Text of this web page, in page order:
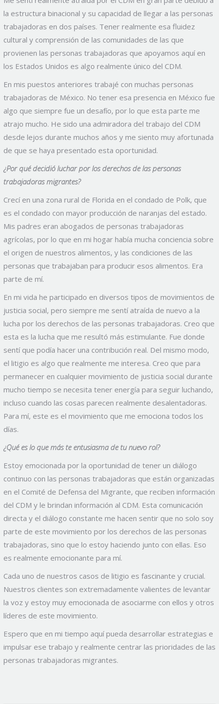
la estructura binacional y su capacidad de llegar a las personas
trabajadoras en dos países. Tener realmente esa fluidez
cultural y comprensión de las comunidades de las que
provienen las personas trabajadoras que apoyamos aquí en
los Estados Unidos es algo realmente único del CDM.
En mis puestos anteriores trabajé con muchas personas
trabajadoras de México. No tener esa presencia en México fue
algo que siempre fue un desafío, por lo que esta parte me
atrajo mucho. He sido una admiradora del trabajo del CDM
desde lejos durante muchos años y me siento muy afortunada
de que se haya presentado esta oportunidad.
¿Por qué decidió luchar por los derechos de las personas
trabajadoras migrantes?
Crecí en una zona rural de Florida en el condado de Polk, que
es el condado con mayor producción de naranjas del estado.
Mis padres eran abogados de personas trabajadoras
agrícolas, por lo que en mi hogar había mucha conciencia sobre
el origen de nuestros alimentos, y las condiciones de las
personas que trabajaban para producir esos alimentos. Era
parte de mí.
En mi vida he participado en diversos tipos de movimientos de
justicia social, pero siempre me sentí atraída de nuevo a la
lucha por los derechos de las personas trabajadoras. Creo que
esta es la lucha que me resultó más estimulante. Fue donde
sentí que podía hacer una contribución real. Del mismo modo,
el litigio es algo que realmente me interesa. Creo que para
permanecer en cualquier movimiento de justicia social durante
mucho tiempo se necesita tener energía para seguir luchando,
incluso cuando las cosas parecen realmente desalentadoras.
Para mí, este es el movimiento que me emociona todos los
días.
¿Qué es lo que más te entusiasma de tu nuevo rol?
Estoy emocionada por la oportunidad de tener un diálogo
continuo con las personas trabajadoras que están organizadas
en el Comité de Defensa del Migrante, que reciben información
del CDM y le brindan información al CDM. Esta comunicación
directa y el diálogo constante me hacen sentir que no solo soy
parte de este movimiento por los derechos de las personas
trabajadoras, sino que lo estoy haciendo junto con ellas. Eso
es realmente emocionante para mí.
Cada uno de nuestros casos de litigio es fascinante y crucial.
Nuestros clientes son extremadamente valientes de levantar
la voz y estoy muy emocionada de asociarme con ellos y otros
líderes de este movimiento.
Espero que en mi tiempo aquí pueda desarrollar estrategias e
impulsar ese trabajo y realmente centrar las prioridades de las
personas trabajadoras migrantes.